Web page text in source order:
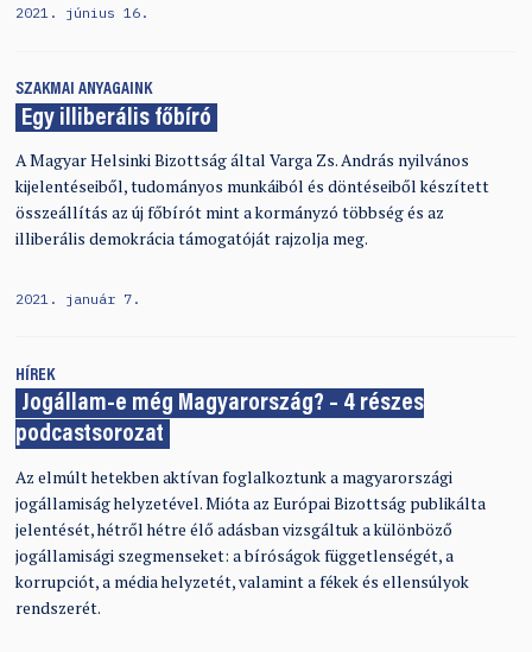
2021. június 16.
SZAKMAI ANYAGAINK
Egy illiberális főbíró
A Magyar Helsinki Bizottság által Varga Zs. András nyilvános
kijelentéseiből, tudományos munkáiból és döntéseiből készített
összeállítás az új főbírót mint a kormányzó többség és az
illiberális demokrácia támogatóját rajzolja meg.
2021. január 7.
HÍREK
Jogállam-e még Magyarország? – 4 részes
podcastsorozat
Az elmúlt hetekben aktívan foglalkoztunk a magyarországi
jogállamiság helyzetével. Mióta az Európai Bizottság publikálta
jelentését, hétről hétre élő adásban vizsgáltuk a különböző
jogállamisági szegmenseket: a bíróságok függetlenségét, a
korrupciót, a média helyzetét, valamint a fékek és ellensúlyok
rendszerét.